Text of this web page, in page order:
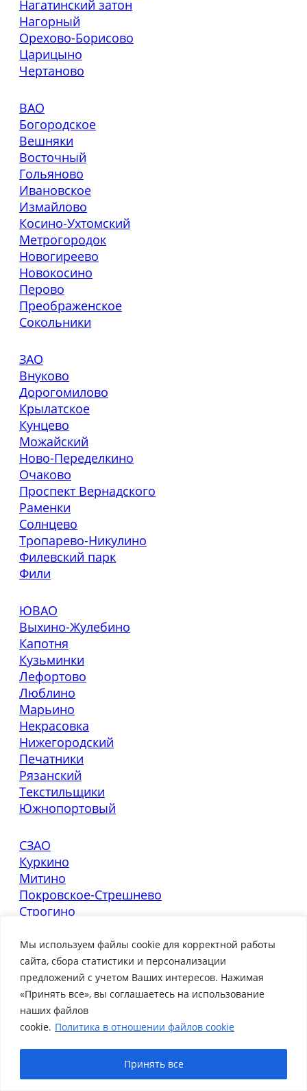
Мы используем файлы cookie для корректной работы
сайта, сбора статистики и персонализации
предложений с учетом Ваших интересов. Нажимая
«Принять все», вы соглашаетесь на использование
наших файлов
cookie. Политика в отношении файлов cookie
Принять все
Нагатинский затон
Нагорный
Орехово-Борисово
Царицыно
Чертаново
ВАО
Богородское
Вешняки
Восточный
Гольяново
Ивановское
Измайлово
Косино-Ухтомский
Метрогородок
Новогиреево
Новокосино
Перово
Преображенское
Сокольники
ЗАО
Внуково
Дорогомилово
Крылатское
Кунцево
Можайский
Ново-Переделкино
Очаково
Проспект Вернадского
Раменки
Солнцево
Тропарево-Никулино
Филевский парк
Фили
ЮВАО
Выхино-Жулебино
Капотня
Кузьминки
Лефортово
Люблино
Марьино
Некрасовка
Нижегородский
Печатники
Рязанский
Текстильщики
Южнопортовый
СЗАО
Куркино
Митино
Покровское-Стрешнево
Строгино
Хорошево-Мневники
Щукино
А
Академический
Алексеевский
Алтуфьевский
Аэропорт